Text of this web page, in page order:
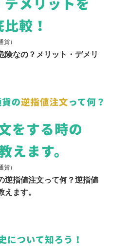
貨）
険なの？メリット・デメリ
貨）
逆指値注文って何？逆指値
えます。